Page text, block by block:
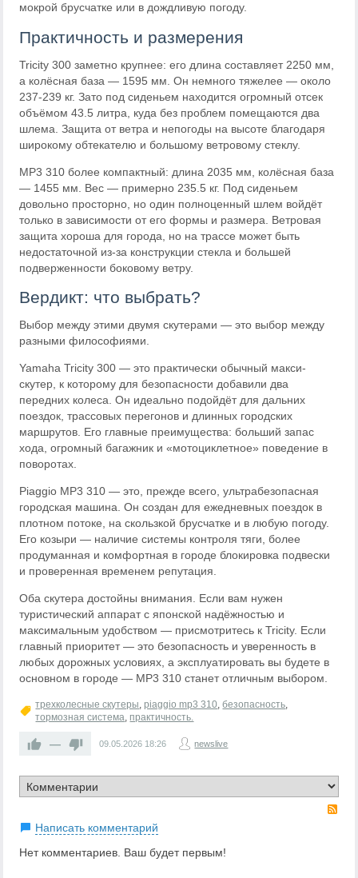
мокрой брусчатке или в дождливую погоду.
Практичность и размерения
Tricity 300 заметно крупнее: его длина составляет 2250 мм,
а колёсная база — 1595 мм. Он немного тяжелее — около
237-239 кг. Зато под сиденьем находится огромный отсек
объёмом 43.5 литра, куда без проблем помещаются два
шлема. Защита от ветра и непогоды на высоте благодаря
широкому обтекателю и большому ветровому стеклу.
MP3 310 более компактный: длина 2035 мм, колёсная база
— 1455 мм. Вес — примерно 235.5 кг. Под сиденьем
довольно просторно, но один полноценный шлем войдёт
только в зависимости от его формы и размера. Ветровая
защита хороша для города, но на трассе может быть
недостаточной из-за конструкции стекла и большей
подверженности боковому ветру.
Вердикт: что выбрать?
Выбор между этими двумя скутерами — это выбор между
разными философиями.
Yamaha Tricity 300 — это практически обычный макси-
скутер, к которому для безопасности добавили два
передних колеса. Он идеально подойдёт для дальних
поездок, трассовых перегонов и длинных городских
маршрутов. Его главные преимущества: больший запас
хода, огромный багажник и «мотоциклетное» поведение в
поворотах.
Piaggio MP3 310 — это, прежде всего, ультрабезопасная
городская машина. Он создан для ежедневных поездок в
плотном потоке, на скользкой брусчатке и в любую погоду.
Его козыри — наличие системы контроля тяги, более
продуманная и комфортная в городе блокировка подвески
и проверенная временем репутация.
Оба скутера достойны внимания. Если вам нужен
туристический аппарат с японской надёжностью и
максимальным удобством — присмотритесь к Tricity. Если
главный приоритет — это безопасность и уверенность в
любых дорожных условиях, а эксплуатировать вы будете в
основном в городе — MP3 310 станет отличным выбором.
трехколесные скутеры,piaggio mp3 310,безопасность,
тормозная система, практичность.
— 09.05.2026 18:26 newslive
Написать комментарий
Нет комментариев. Ваш будет первым!